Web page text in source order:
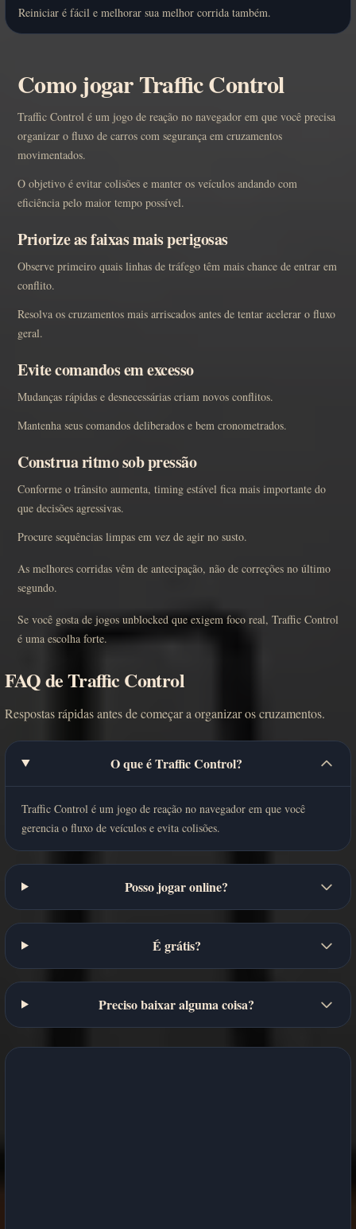
Reiniciar é fácil e melhorar sua melhor corrida também.
Como jogar Traffic Control
Traffic Control é um jogo de reação no navegador em que você precisa
organizar o fluxo de carros com segurança em cruzamentos
movimentados.
O objetivo é evitar colisões e manter os veículos andando com
eficiência pelo maior tempo possível.
Priorize as faixas mais perigosas
Observe primeiro quais linhas de tráfego têm mais chance de entrar em
conflito.
Resolva os cruzamentos mais arriscados antes de tentar acelerar o fluxo
geral.
Evite comandos em excesso
Mudanças rápidas e desnecessárias criam novos conflitos.
Mantenha seus comandos deliberados e bem cronometrados.
Construa ritmo sob pressão
Conforme o trânsito aumenta, timing estável fica mais importante do
que decisões agressivas.
Procure sequências limpas em vez de agir no susto.
As melhores corridas vêm de antecipação, não de correções no último
segundo.
Se você gosta de jogos unblocked que exigem foco real, Traffic Control
é uma escolha forte.
FAQ de Traffic Control
Respostas rápidas antes de começar a organizar os cruzamentos.
O que é Traffic Control?
Traffic Control é um jogo de reação no navegador em que você
gerencia o fluxo de veículos e evita colisões.
Posso jogar online?
É grátis?
Preciso baixar alguma coisa?